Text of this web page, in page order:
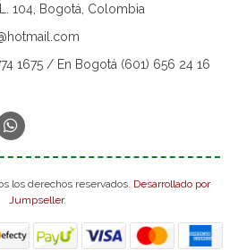
104, Bogotá, Colombia
1675 / En Bogotá (601) 656 24 16
los derechos reservados. Desarrollado por
Jumpseller.